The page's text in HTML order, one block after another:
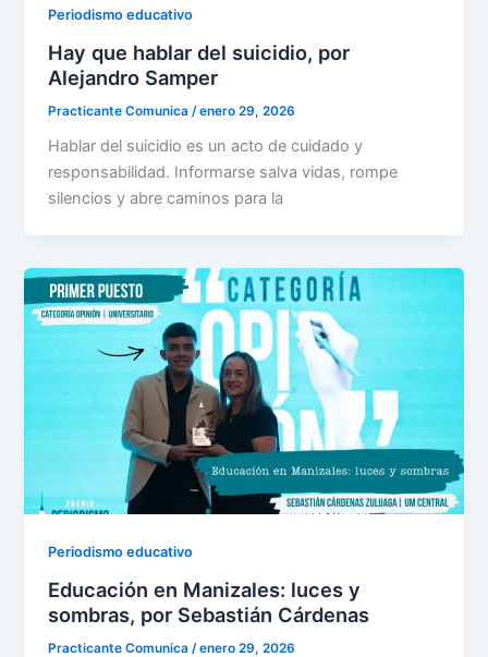
Periodismo educativo
Hay que hablar del suicidio, por
Alejandro Samper
Practicante Comunica /enero 29, 2026
Hablar del suicidio es un acto de cuidado y
responsabilidad. Informarse salva vidas, rompe
silencios y abre caminos para la
Periodismo educativo
Educación en Manizales: luces y
sombras, por Sebastián Cárdenas
Practicante Comunica /enero 29, 2026